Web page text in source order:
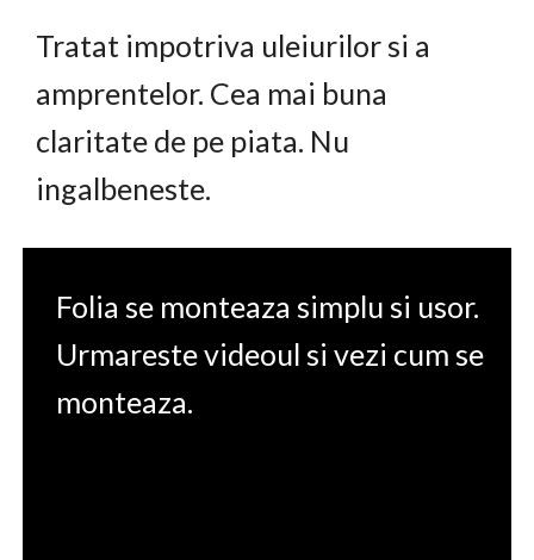
Tratat impotriva uleiurilor si a
amprentelor. Cea mai buna
claritate de pe piata. Nu
ingalbeneste.
Folia se monteaza simplu si usor.
Urmareste videoul si vezi cum se
monteaza.